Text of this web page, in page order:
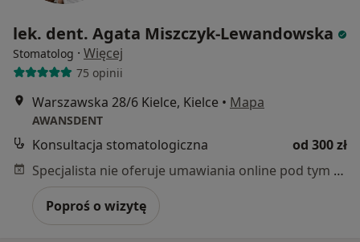
lek. dent. Agata Miszczyk-Lewandowska
Stomatolog · Więcej
75 opinii
Warszawska 28/6 Kielce, Kielce • Mapa
AWANSDENT
Konsultacja stomatologiczna
od 300 zł
Specjalista nie oferuje umawiania online pod tym adresem.
Poproś o wizytę